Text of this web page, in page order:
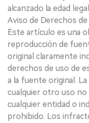
alcanzado la edad
Aviso de Derechos
Este artículo es una
reproducción de
original claramente
derechos de uso de
a la fuente original.
cualquier otro uso
cualquier entidad o
prohibido. Los